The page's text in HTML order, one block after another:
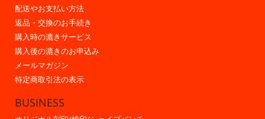
配送やお支払い方法
返品・交換のお手続き
購入時の漉きサービス
購入後の漉きのお申込み
メールマガジン
特定商取引法の表示
BUSINESS